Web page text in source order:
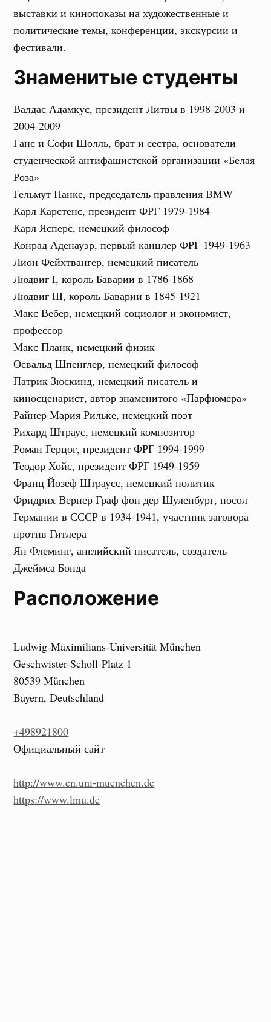
выставки и кинопоказы на художественные и
политические темы, конференции, экскурсии и
фестивали.
Знаменитые студенты
Валдас Адамкус, президент Литвы в 1998-2003 и
2004-2009
Ганс и Софи Шолль, брат и сестра, основатели
студенческой антифашистской организации «Белая
Роза»
Гельмут Панке, председатель правления BMW
Карл Карстенс, президент ФРГ 1979-1984
Карл Ясперс, немецкий философ
Конрад Аденауэр, первый канцлер ФРГ 1949-1963
Лион Фейхтвангер, немецкий писатель
Людвиг I, король Баварии в 1786-1868
Людвиг III, король Баварии в 1845-1921
Макс Вебер, немецкий социолог и экономист,
профессор
Макс Планк, немецкий физик
Освальд Шпенглер, немецкий философ
Патрик Зюскинд, немецкий писатель и
киносценарист, автор знаменитого «Парфюмера»
Райнер Мария Рильке, немецкий поэт
Рихард Штраус, немецкий композитор
Роман Герцог, президент ФРГ 1994-1999
Теодор Хойс, президент ФРГ 1949-1959
Франц Йозеф Штраусс, немецкий политик
Фридрих Вернер Граф фон дер Шуленбург, посол
Германии в СССР в 1934-1941, участник заговора
против Гитлера
Ян Флеминг, английский писатель, создатель
Джеймса Бонда
Расположение
Ludwig-Maximilians-Universität München
Geschwister-Scholl-Platz 1
80539 München
Bayern, Deutschland
+498921800
Официальный сайт
http://www.en.uni-muenchen.de
https://www.lmu.de